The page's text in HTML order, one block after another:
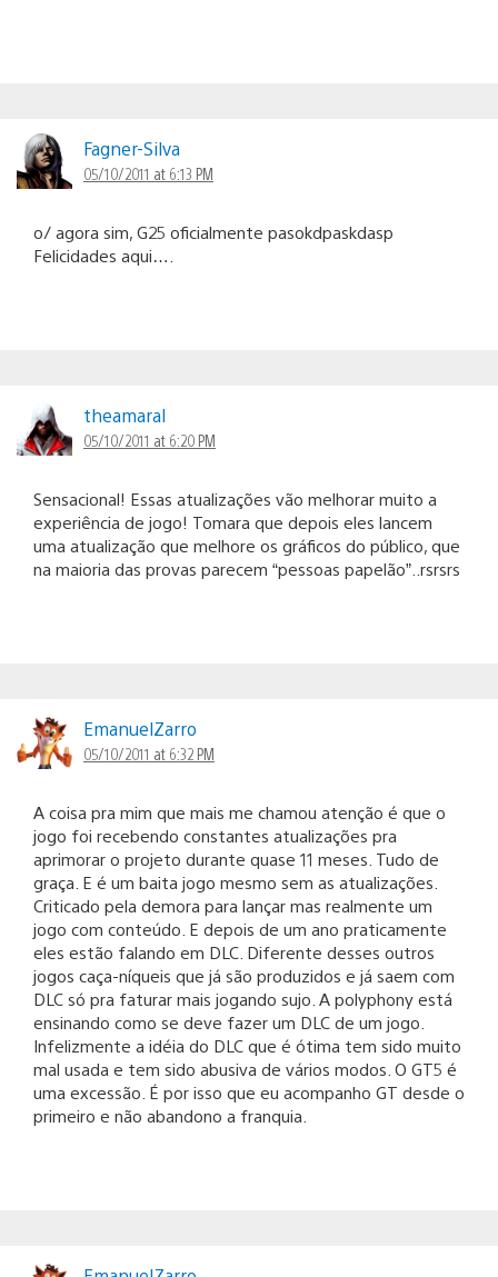
Fagner-Silva
05/10/2011 at 6:13 PM
o/ agora sim, G25 oficialmente pasokdpaskdasp
Felicidades aqui….
theamaral
05/10/2011 at 6:20 PM
Sensacional! Essas atualizações vão melhorar muito a
experiência de jogo! Tomara que depois eles lancem
uma atualização que melhore os gráficos do público, que
na maioria das provas parecem “pessoas papelão”..rsrsrs
EmanuelZarro
05/10/2011 at 6:32 PM
A coisa pra mim que mais me chamou atenção é que o
jogo foi recebendo constantes atualizações pra
aprimorar o projeto durante quase 11 meses. Tudo de
graça. E é um baita jogo mesmo sem as atualizações.
Criticado pela demora para lançar mas realmente um
jogo com conteúdo. E depois de um ano praticamente
eles estão falando em DLC. Diferente desses outros
jogos caça-níqueis que já são produzidos e já saem com
DLC só pra faturar mais jogando sujo. A polyphony está
ensinando como se deve fazer um DLC de um jogo.
Infelizmente a idéia do DLC que é ótima tem sido muito
mal usada e tem sido abusiva de vários modos. O GT5 é
uma excessão. É por isso que eu acompanho GT desde o
primeiro e não abandono a franquia.